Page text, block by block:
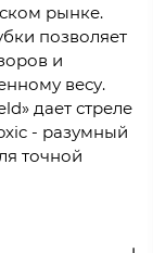
рынке.
позволяет
и
весу.
дает стреле
- разумный
точной